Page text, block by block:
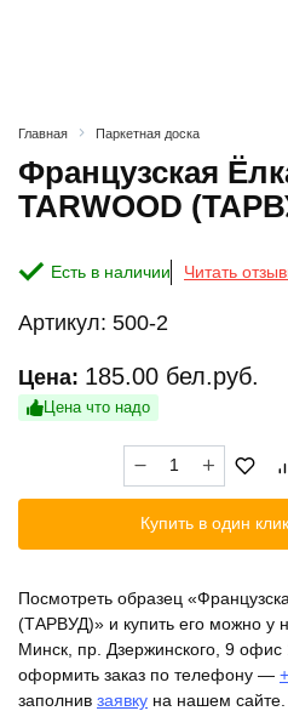
Главная Паркетная доска
Французская
TARWOOD
Есть в наличии Читать
Артикул: 500-2
Цена: 185.00 бел.руб.
Цена что надо
Количество
товара
Ёлка
(ТАРВУД)
Купить в один клик
Посмотреть образец
(ТАРВУД)» и купить его можно у
Минск, пр. Дзержинского, 9
оформить заказ по телефону —
заполнив заявку на нашем сайте.